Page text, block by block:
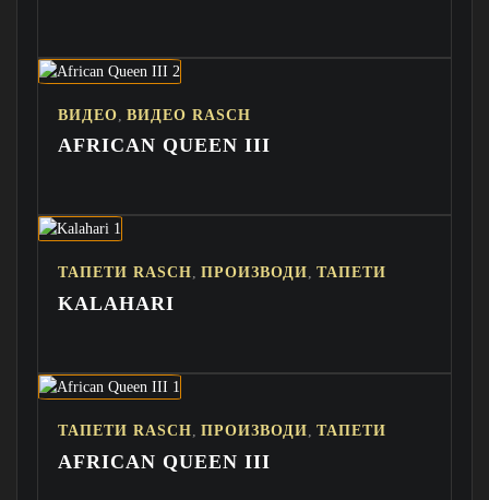
ВИДЕО ВИДЕО RASCH
AFRICAN QUEEN III
ТАПЕТИ RASCH ПРОИЗВОДИ ТАПЕТИ
KALAHARI
ТАПЕТИ RASCH ПРОИЗВОДИ ТАПЕТИ
AFRICAN QUEEN III